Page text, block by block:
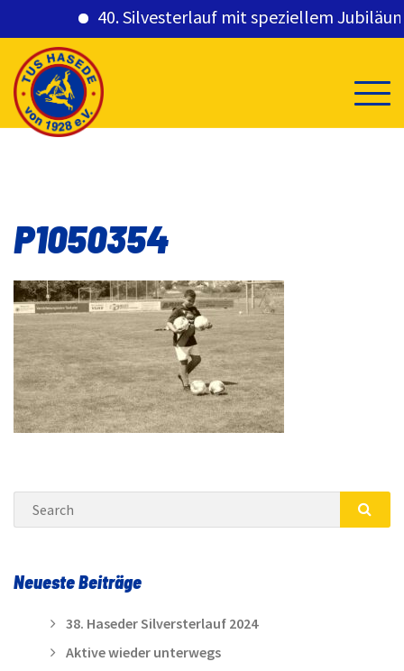
40. Silvesterlauf mit speziellem
content
P1050354
Search
Neueste Beiträge
38. Haseder Silversterlauf 2024
Aktive wieder unterwegs